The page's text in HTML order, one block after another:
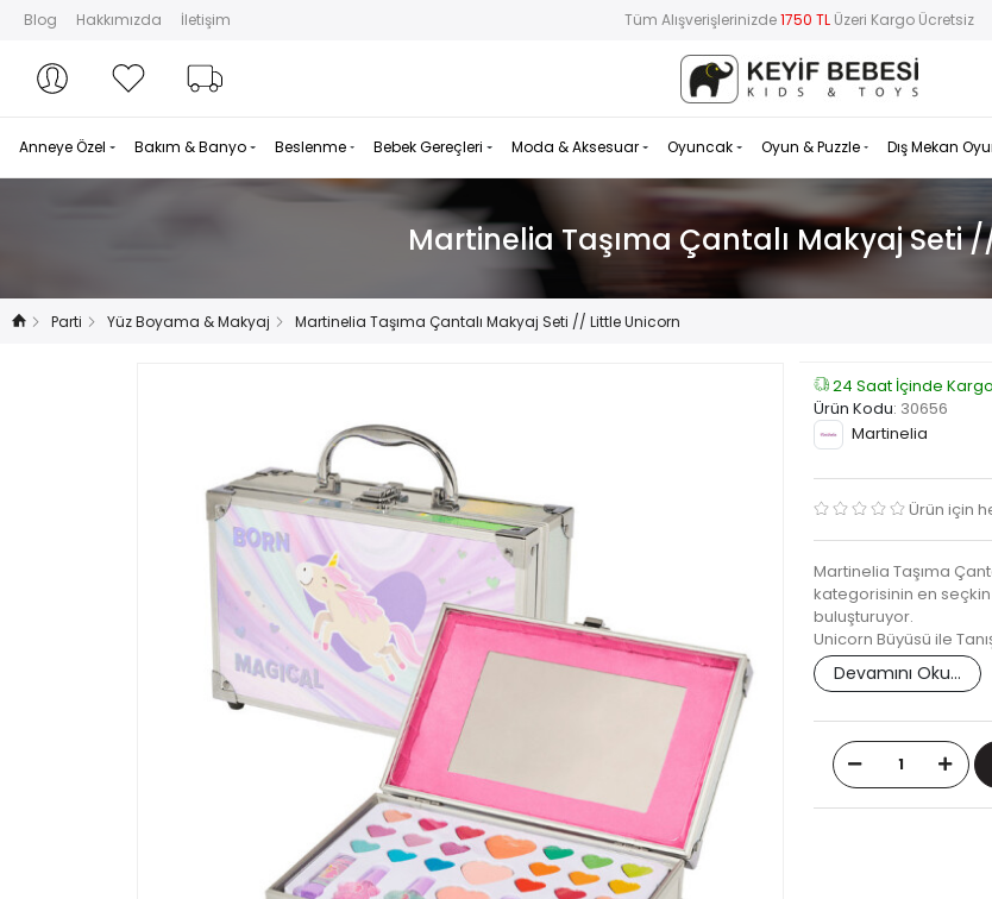
Blog Hakkımızda İletişim Tüm Alışverişlerinizde1750 TL Üzeri Kargo Ücretsiz
Hesabım
Hesabım Favorilerim
Anneye Özel Bakım & Banyo Beslenme Bebek Gereçleri Moda & Aksesuar Oyuncak Oyun & Puzzle Dış Mekan
Martinelia Taşıma Çantalı Makyaj Seti
Parti Yüz Boyama & Makyaj Martinelia Taşıma Çantalı Makyaj Seti // Little Unicorn
24 Saat İçinde Kargo
Ürün Kodu: 30656
Martinelia
Ürün için
Martinelia Taşıma
kategorisinin en seçkin
buluşturuyor.
Unicorn Büyüsü ile
Devamını Oku...